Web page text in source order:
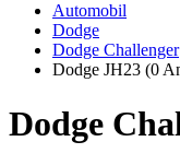
Automobil
Dodge
Dodge Challenger
Dodge JH23 (0
Dodge